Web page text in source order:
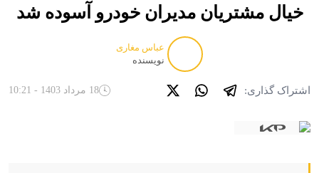
خیال مشتریان مدیران خودرو آسوده شد
عباس مغاری
نویسنده
اشتراک گذاری: 18 مرداد 1403 - 10:21